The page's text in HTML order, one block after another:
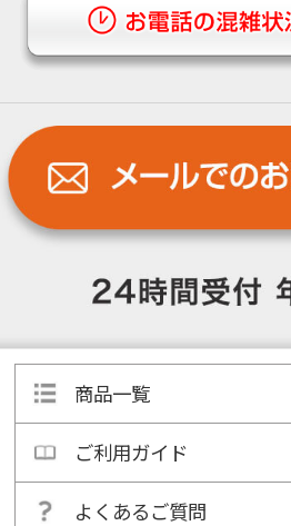
商品一覧
ご利用ガイド
よくあるご質問